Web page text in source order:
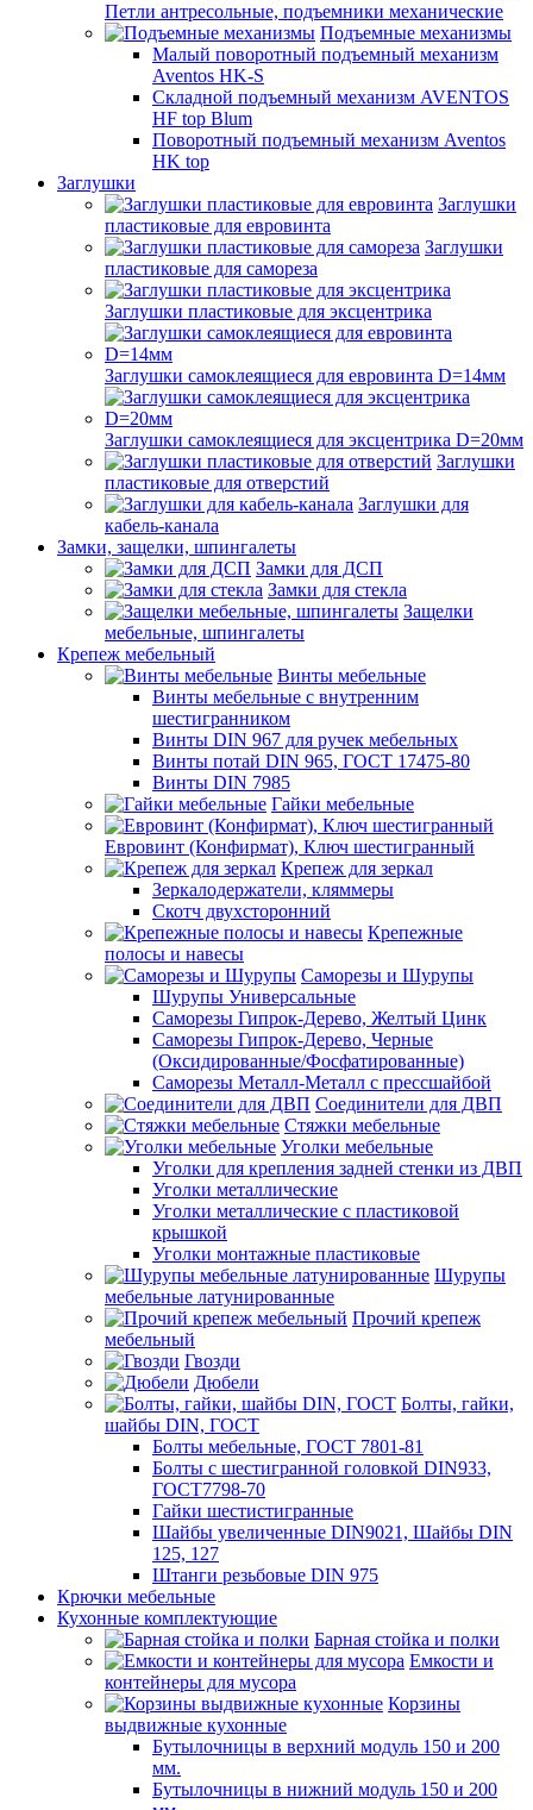
Петли антресольные, подъемники механические
Подъемные механизмы
Малый поворотный подъемный механизм
Aventos HK-S
Складной подъемный механизм AVENTOS
HF top Blum
Поворотный подъемный механизм Aventos
HK top
Заглушки
Заглушки
пластиковые для евровинта
Заглушки
пластиковые для самореза
Заглушки пластиковые для эксцентрика
Заглушки самоклеящиеся для евровинта D=14мм
Заглушки самоклеящиеся для эксцентрика D=20мм
Заглушки
пластиковые для отверстий
Заглушки для
кабель-канала
Замки, защелки, шпингалеты
Замки для ДСП
Замки для стекла
Защелки
мебельные, шпингалеты
Крепеж мебельный
Винты мебельные
Винты мебельные с внутренним
шестигранником
Винты DIN 967 для ручек мебельных
Винты потай DIN 965, ГОСТ 17475-80
Винты DIN 7985
Гайки мебельные
Евровинт (Конфирмат), Ключ шестигранный
Крепеж для зеркал
Зеркалодержатели, кляммеры
Скотч двухсторонний
Крепежные
полосы и навесы
Саморезы и Шурупы
Шурупы Универсальные
Саморезы Гипрок-Дерево, Желтый Цинк
Саморезы Гипрок-Дерево, Черные
(Оксидированные/Фосфатированные)
Саморезы Металл-Металл с прессшайбой
Соединители для ДВП
Стяжки мебельные
Уголки мебельные
Уголки для крепления задней стенки из ДВП
Уголки металлические
Уголки металлические с пластиковой
крышкой
Уголки монтажные пластиковые
Шурупы
мебельные латунированные
Прочий крепеж
мебельный
Гвозди
Дюбели
Болты, гайки,
шайбы DIN, ГОСТ
Болты мебельные, ГОСТ 7801-81
Болты с шестигранной головкой DIN933,
ГОСТ7798-70
Гайки шестистигранные
Шайбы увеличенные DIN9021, Шайбы DIN
125, 127
Штанги резьбовые DIN 975
Крючки мебельные
Кухонные комплектующие
Барная стойка и полки
Емкости и
контейнеры для мусора
Корзины
выдвижные кухонные
Бутылочницы в верхний модуль 150 и 200
мм.
Бутылочницы в нижний модуль 150 и 200